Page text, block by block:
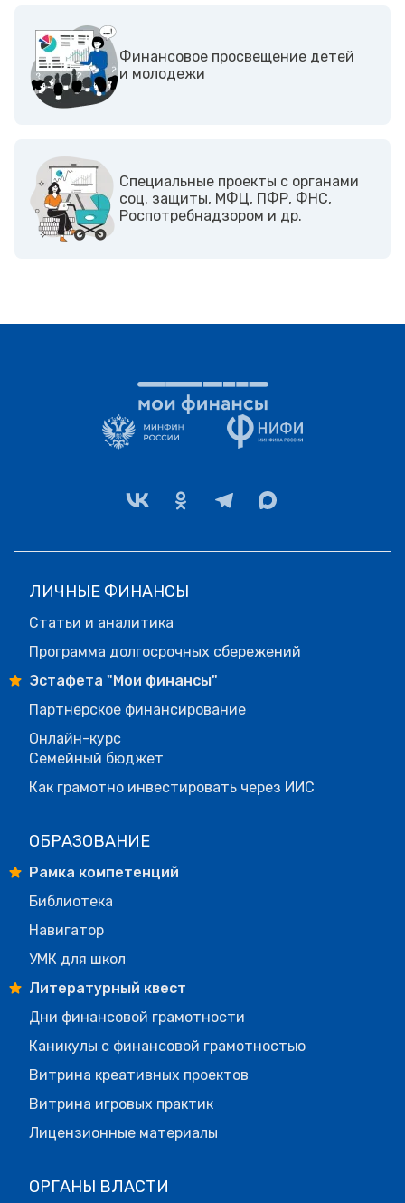
Финансовое просвещение детей
и молодежи
Cпециальные проекты с органами
соц. защиты, МФЦ, ПФР, ФНС,
Роспотребнадзором и др.
ЛИЧНЫЕ ФИНАНСЫ
Статьи и аналитика
Программа долгосрочных сбережений
Эстафета "Мои финансы"
Партнерское финансирование
Онлайн-курс
Семейный бюджет
Как грамотно инвестировать через ИИС
ОБРАЗОВАНИЕ
Рамка компетенций
Библиотека
Навигатор
УМК для школ
Литературный квест
Дни финансовой грамотности
Каникулы с финансовой грамотностью
Витрина креативных проектов
Витрина игровых практик
Лицензионные материалы
ОРГАНЫ ВЛАСТИ